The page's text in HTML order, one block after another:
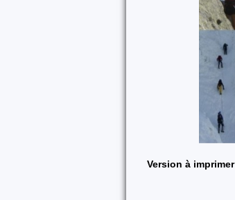
Version à imprimer